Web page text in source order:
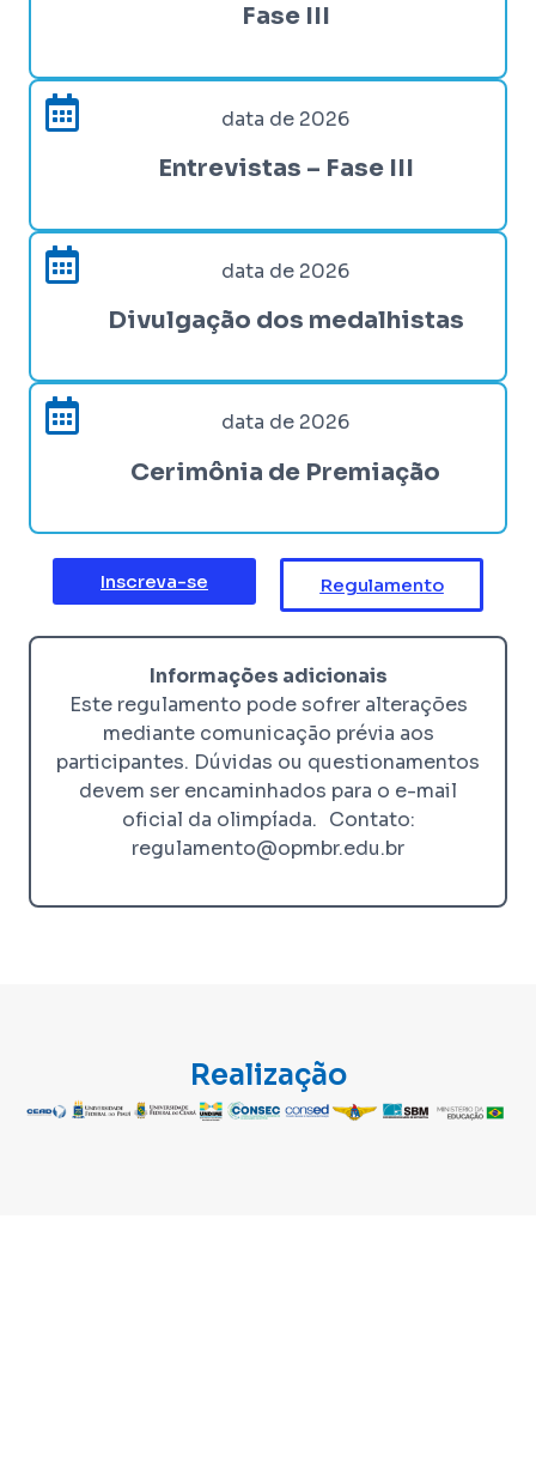
Fase III
data de 2026
Entrevistas – Fase III
data de 2026
Divulgação dos medalhistas
data de 2026
Cerimônia de Premiação
Inscreva-se Regulamento
Informações adicionais
Este regulamento pode sofrer alterações
mediante comunicação prévia aos
participantes. Dúvidas ou questionamentos
devem ser encaminhados para o e-mail
oficial da olimpíada. Contato:
regulamento@opmbr.edu.br
Realização